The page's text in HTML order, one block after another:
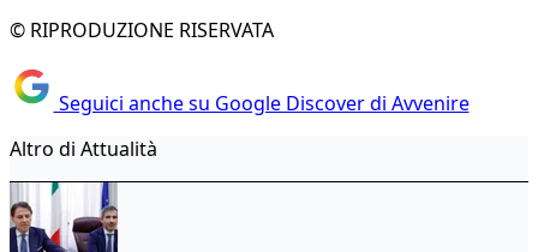
© RIPRODUZIONE RISERVATA
Seguici anche su Google Discover di Avvenire
Altro di Attualità